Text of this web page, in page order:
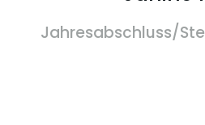
Jahresabschluss/